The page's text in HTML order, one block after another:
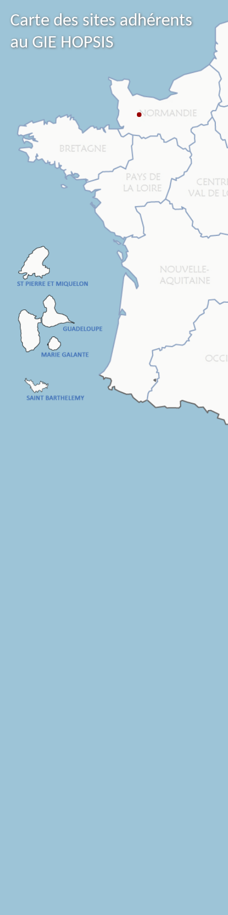
Carte des sites adhérents
au GIE HOPSIS